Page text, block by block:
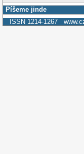
Píšeme jinde
ISSN 1214-1267